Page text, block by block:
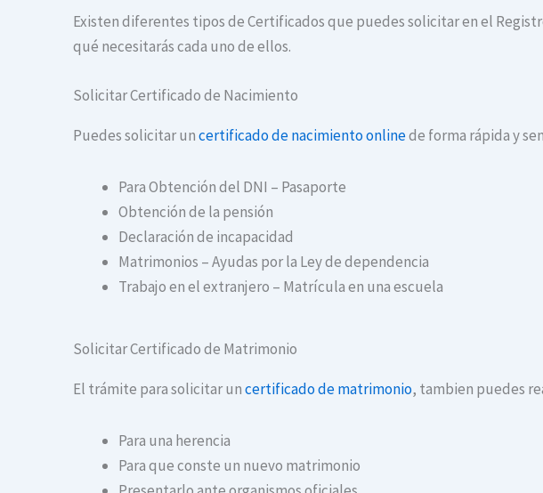
Existen diferentes tipos de Certificados que puedes solicitar en el
qué necesitarás cada uno de ellos.
Solicitar Certificado de Nacimiento
Puedes solicitar uncertificado de nacimiento onlinede forma rápida y
Para Obtención del DNI – Pasaporte
Obtención de la pensión
Declaración de incapacidad
Matrimonios – Ayudas por la Ley de dependencia
Trabajo en el extranjero – Matrícula en una escuela
Solicitar Certificado de Matrimonio
El trámite para solicitar uncertificado de matrimonio, tambien puedes
Para una herencia
Para que conste un nuevo matrimonio